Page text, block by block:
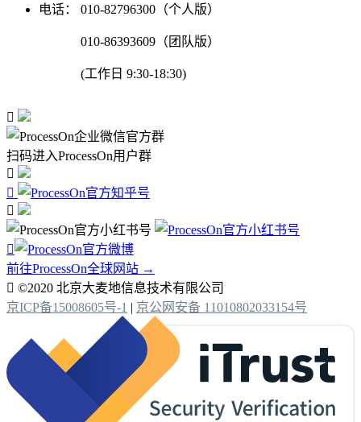
电话：
010-82796300（个人版）
010-86393609（团队版）
(工作日 9:30-18:30)

扫码进入ProcessOn用户群




前往ProcessOn全球网站 →
 ©2020 北京大麦地信息技术有限公司
京ICP备15008605号-1 | 京公网安备 11010802033154号